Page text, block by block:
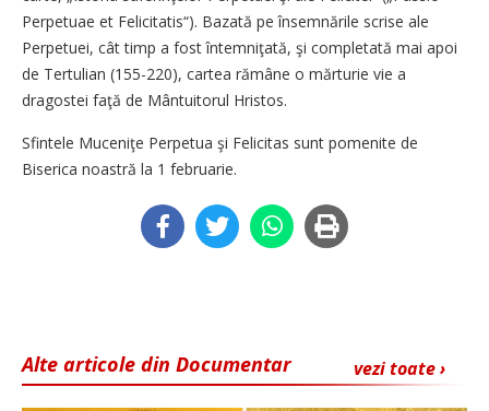
Perpetuae et Felicitatis“). Bazată pe însemnările scrise ale
Perpetuei, cât timp a fost întemniţată, şi completată mai apoi
de Tertulian (155-220), cartea rămâne o mărturie vie a
dragostei faţă de Mântuitorul Hristos.
Sfintele Muceniţe Perpetua şi Felicitas sunt pomenite de
Biserica noastră la 1 februarie.
vezi toate ›
Alte articole din Documentar